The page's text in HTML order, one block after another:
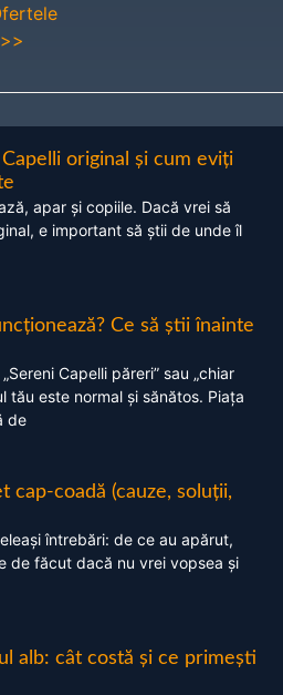
>>
original și cum eviți
apar și copiile. Dacă vrei să
e important să știi de unde îl
Ce să știi înainte
Capelli păreri” sau „chiar
tău este normal și sănătos. Piața
de
cap-coadă (cauze, soluții,
întrebări: de ce au apărut,
de făcut dacă nu vrei vopsea și
alb: cât costă și ce primești